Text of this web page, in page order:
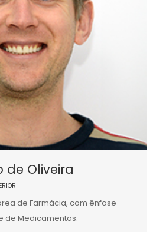
de Oliveira
de Farmácia, com ênfase
de Medicamentos.